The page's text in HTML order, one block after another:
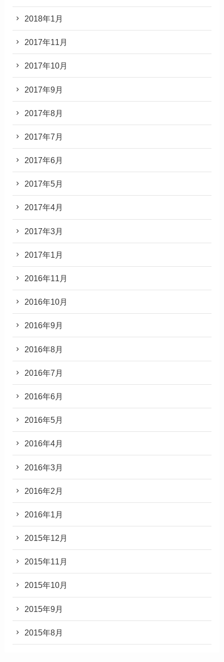
2018年1月
2017年11月
2017年10月
2017年9月
2017年8月
2017年7月
2017年6月
2017年5月
2017年4月
2017年3月
2017年1月
2016年11月
2016年10月
2016年9月
2016年8月
2016年7月
2016年6月
2016年5月
2016年4月
2016年3月
2016年2月
2016年1月
2015年12月
2015年11月
2015年10月
2015年9月
2015年8月